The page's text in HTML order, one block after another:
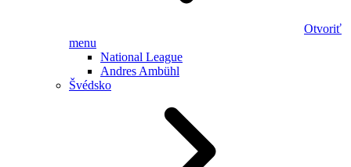
Otvoriť
menu
National League
Andres Ambühl
Švédsko